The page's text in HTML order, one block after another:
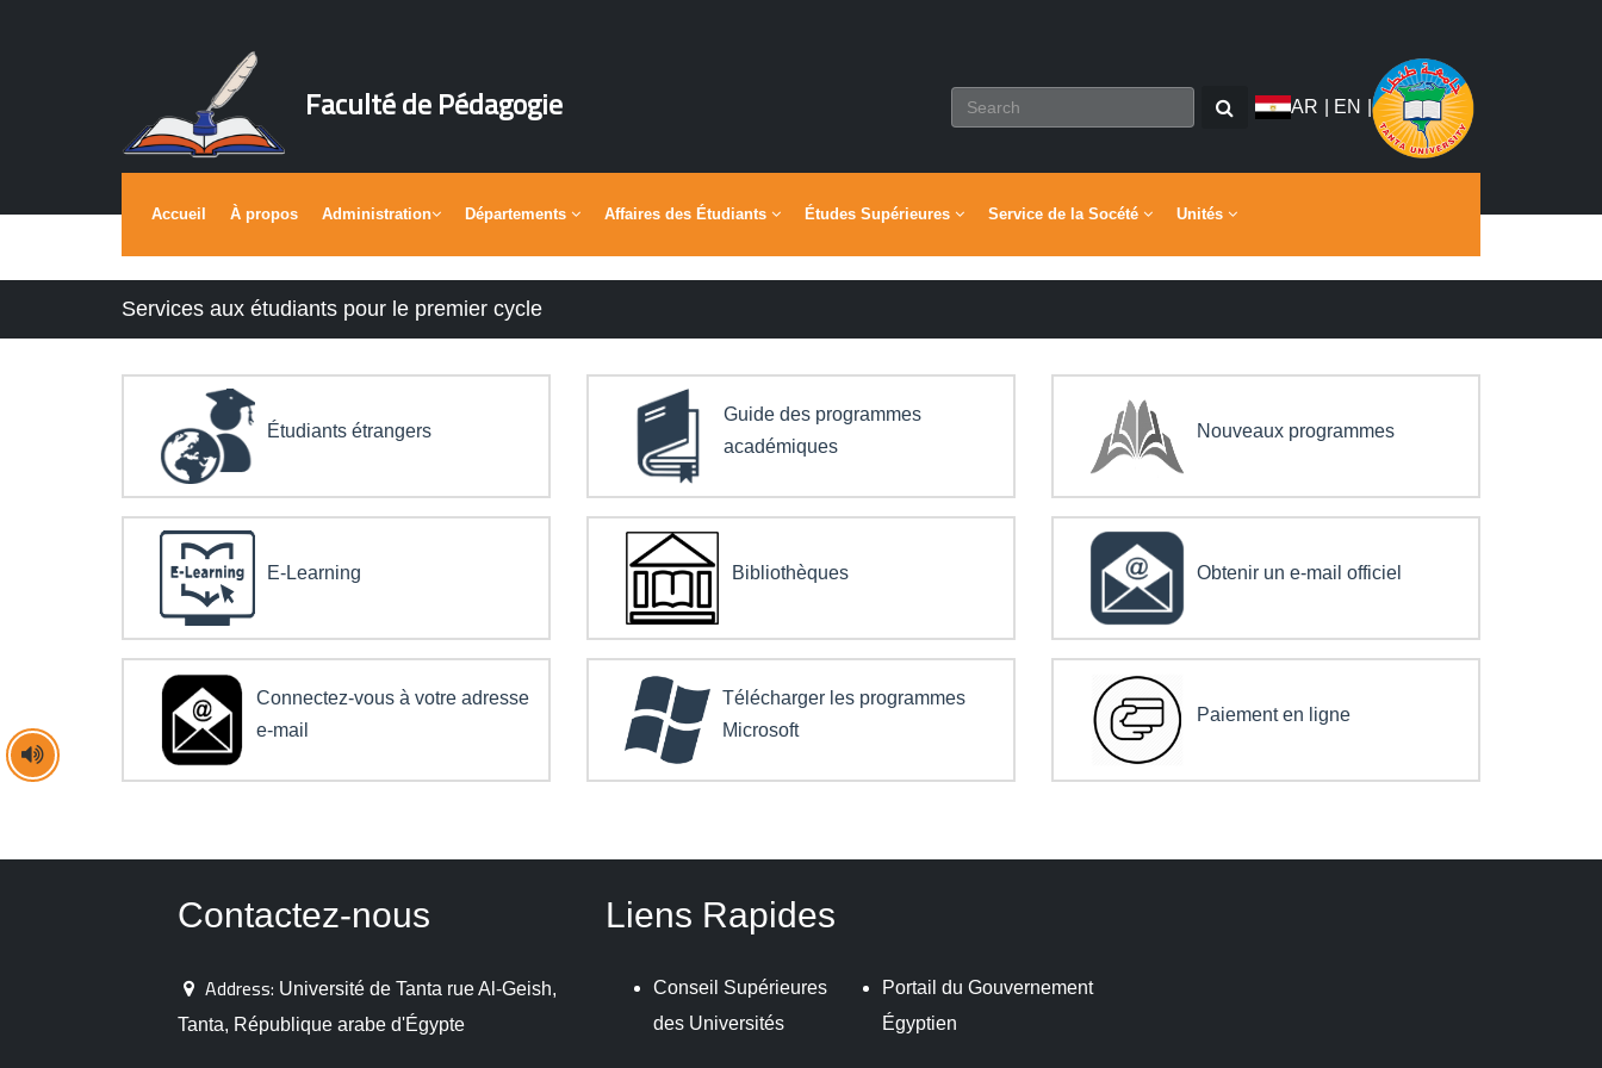
Faculté de Pédagogie AR EN |
Accueil À propos Administration Départements Affaires des Étudiants Études Supérieures Service de la Socété Unités
Services aux étudiants pour le premier cycle
Étudiants étrangers
Guide des programmes
académiques
Nouveaux programmes
E-Learning Bibliothèques Obtenir un e-mail officiel
Connectez-vous à votre adresse
e-mail
Télécharger les programmes
Microsoft
Paiement en ligne
Contactez-nous
Address: Université de Tanta rue Al-Geish,
Tanta, République arabe d'Égypte
Liens Rapides
Conseil Supérieures
des Universités
Portail du Gouvernement
Égyptien